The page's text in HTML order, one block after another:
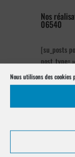
Nous utilisons des cookies
Nos
06540
[su_posts
post_type=
orderby=
Les
à Fontan